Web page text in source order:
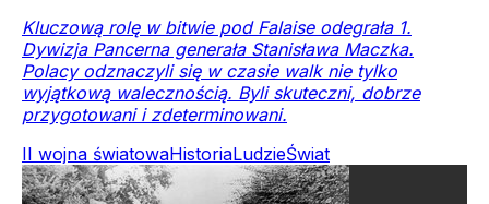
Kluczową rolę w bitwie pod Falaise odegrała 1.
Dywizja Pancerna generała Stanisława Maczka.
Polacy odznaczyli się w czasie walk nie tylko
wyjątkową walecznością. Byli skuteczni, dobrze
przygotowani i zdeterminowani.
II wojna światowaHistoriaLudzieŚwiat